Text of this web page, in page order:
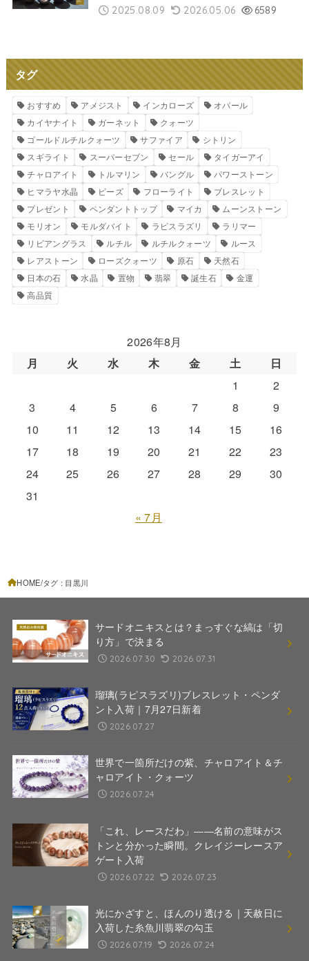
2025.08.09 2026.05.06 6589
タグ
おすすめ アメジスト インカローズ
オパール
カイヤナイト
ガーネット
クォーツ
ゴールドルチルクォーツ
サファイア
シトリン
スギライト
スーパーセブン セール
タイガーアイ
チャロアイト
トルマリン バングル
パワーストーン
ヒマラヤ水晶
ビーズ フローライト
ブレスレット
プレゼント
ペンダントトップ マイカ
ムーンストーン
モリオン
モルダバイト ラピスラズリ
ラリマー
リビアングラス
ルチル ルチルクォーツ
ルース
レアストーン
ローズクォーツ 原石
天然石
日本の石
水晶 置物 翡翠 誕生石
金運
高品質
2026年8月
月
火 水 木 金 土
日
1
2
3
4 5 6 7 8
9
10
11 12 13 14 15
16
17
18 19 20 21 22
23
24
25 26 27 28 29
30
31
« 7月
HOME タグ : 目黒川
サードオニキスとは？まっすぐな縞は「切
り方」で決まる
2026.07.30 2026.07.31
瑠璃(ラピスラズリ)ブレスレット・ペンダ
ント入荷｜7月27日新着
2026.07.27
世界で一箇所だけの紫、チャロアイト＆チ
ャロアイト・クォーツ
2026.07.24
「これ、レースだわ」――名前の意味がス
トンと分かった瞬間。クレイジーレースア
ゲート入荷
2026.07.22 2026.07.23
光にかざすと、ほんのり透ける｜天赦日に
入荷した糸魚川翡翠の勾玉
2026.07.19 2026.07.24